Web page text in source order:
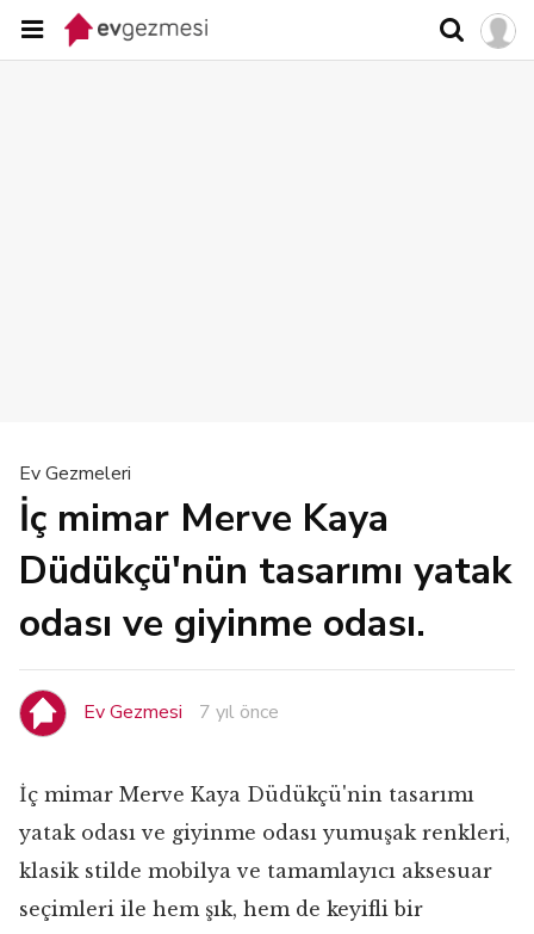
Ev Gezmeleri
İç mimar Merve Kaya
Düdükçü'nün tasarımı yatak
odası ve giyinme odası.
Ev Gezmesi 7 yıl önce
İç mimar Merve Kaya Düdükçü'nin tasarımı
yatak odası ve giyinme odası yumuşak renkleri,
klasik stilde mobilya ve tamamlayıcı aksesuar
seçimleri ile hem şık, hem de keyifli bir